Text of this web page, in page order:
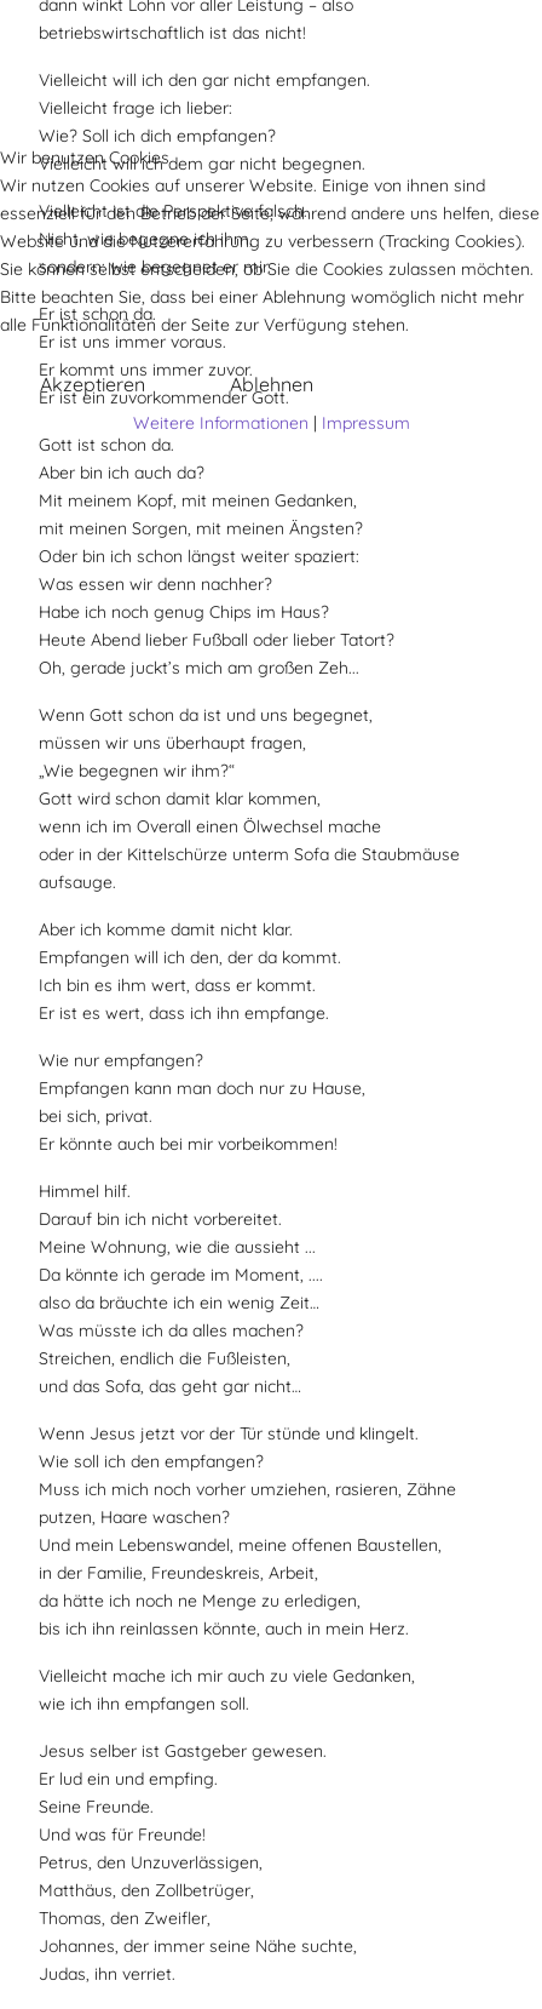
dann winkt Lohn vor aller Leistung – also
betriebswirtschaftlich ist das nicht!
Vielleicht will ich den gar nicht empfangen.
Vielleicht frage ich lieber:
Wie? Soll ich dich empfangen?
Vielleicht will ich dem gar nicht begegnen.
Vielleicht ist die Perspektive falsch.
Nicht, wie begegne ich ihm,
sondern: wie begegnet er mir.
Er ist schon da.
Er ist uns immer voraus.
Er kommt uns immer zuvor.
Er ist ein zuvorkommender Gott.
Gott ist schon da.
Aber bin ich auch da?
Mit meinem Kopf, mit meinen Gedanken,
mit meinen Sorgen, mit meinen Ängsten?
Oder bin ich schon längst weiter spaziert:
Was essen wir denn nachher?
Habe ich noch genug Chips im Haus?
Heute Abend lieber Fußball oder lieber Tatort?
Oh, gerade juckt’s mich am großen Zeh...
Wenn Gott schon da ist und uns begegnet,
müssen wir uns überhaupt fragen,
„Wie begegnen wir ihm?“
Gott wird schon damit klar kommen,
wenn ich im Overall einen Ölwechsel mache
oder in der Kittelschürze unterm Sofa die Staubmäuse
aufsauge.
Aber ich komme damit nicht klar.
Empfangen will ich den, der da kommt.
Ich bin es ihm wert, dass er kommt.
Er ist es wert, dass ich ihn empfange.
Wie nur empfangen?
Empfangen kann man doch nur zu Hause,
bei sich, privat.
Er könnte auch bei mir vorbeikommen!
Himmel hilf.
Darauf bin ich nicht vorbereitet.
Meine Wohnung, wie die aussieht ...
Da könnte ich gerade im Moment, ....
also da bräuchte ich ein wenig Zeit…
Was müsste ich da alles machen?
Streichen, endlich die Fußleisten,
und das Sofa, das geht gar nicht…
Wenn Jesus jetzt vor der Tür stünde und klingelt.
Wie soll ich den empfangen?
Muss ich mich noch vorher umziehen, rasieren, Zähne
putzen, Haare waschen?
Und mein Lebenswandel, meine offenen Baustellen,
in der Familie, Freundeskreis, Arbeit,
da hätte ich noch ne Menge zu erledigen,
bis ich ihn reinlassen könnte, auch in mein Herz.
Vielleicht mache ich mir auch zu viele Gedanken,
wie ich ihn empfangen soll.
Jesus selber ist Gastgeber gewesen.
Er lud ein und empfing.
Seine Freunde.
Und was für Freunde!
Petrus, den Unzuverlässigen,
Matthäus, den Zollbetrüger,
Thomas, den Zweifler,
Johannes, der immer seine Nähe suchte,
Judas, ihn verriet.
Wir benutzen Cookies
Wir nutzen Cookies auf unserer Website. Einige von ihnen sind
essenziell für den Betrieb der Seite, während andere uns helfen, diese
Website und die Nutzererfahrung zu verbessern (Tracking Cookies).
Sie können selbst entscheiden, ob Sie die Cookies zulassen möchten.
Bitte beachten Sie, dass bei einer Ablehnung womöglich nicht mehr
alle Funktionalitäten der Seite zur Verfügung stehen.
Akzeptieren Ablehnen
Weitere Informationen | Impressum